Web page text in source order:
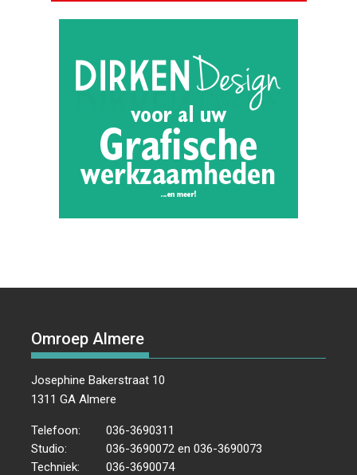
Omroep Almere
Josephine Bakerstraat 10
1311 GA Almere
Telefoon:
036-3690311
Studio:
036-3690072 en 036-3690073
Techniek:
036-3690074